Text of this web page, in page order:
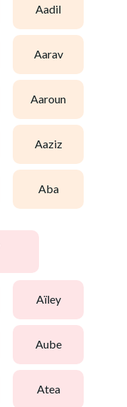
aadil
aarav
aaroun
aaziz
aba
aïley
aube
atea